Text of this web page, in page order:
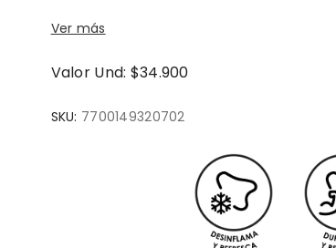
Ver más
Valor Und: $34.900
SKU: 7700149320702